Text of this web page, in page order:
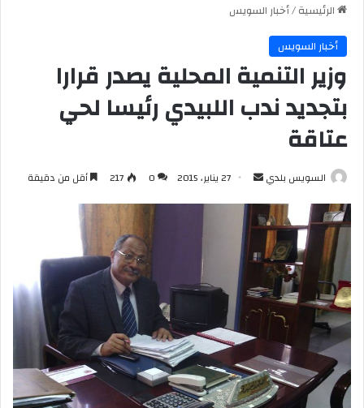
الرئيسية/أخبار السويس
أخبار السويس
وزير التنمية المحلية يصدر قرارا
بتجديد ندب اللبيدي رئيسا لحي
عتاقة
السويس بلدي
أرسل
إلكترونيا
27 يناير، 2015 0
217 أقل من دقيقة